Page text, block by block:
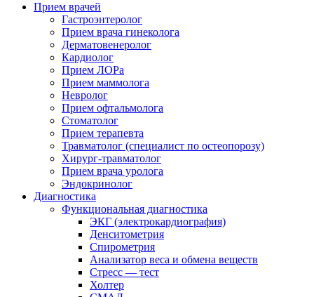
Прием врачей
Гастроэнтеролог
Прием врача гинеколога
Дерматовенеролог
Кардиолог
Прием ЛОРа
Прием маммолога
Невролог
Прием офтальмолога
Стоматолог
Прием терапевта
Травматолог (специалист по остеопорозу)
Хирург-травматолог
Прием врача уролога
Эндокринолог
Диагностика
Функциональная диагностика
ЭКГ (электрокардиография)
Денситометрия
Спирометрия
Анализатор веса и обмена веществ
Стресс — тест
Холтер